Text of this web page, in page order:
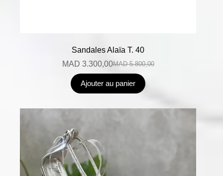
Sandales Alaïa T. 40
MAD5.800,00
MAD 3.300,00
Ajouter au panier